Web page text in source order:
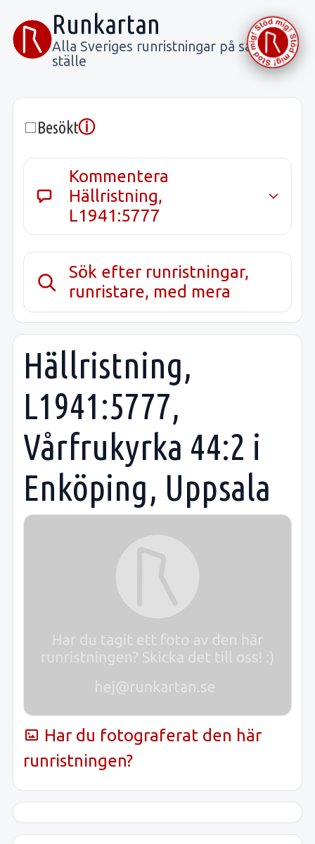
Runkartan
Alla Sveriges runristningar på samma
ställe
Besöktⓘ
Kommentera
Hällristning,
L1941:5777
Sök efter runristningar,
runristare, med mera
Hällristning,
L1941:5777,
Vårfrukyrka 44:2 i
Enköping, Uppsala
Har du fotograferat den här
runristningen?